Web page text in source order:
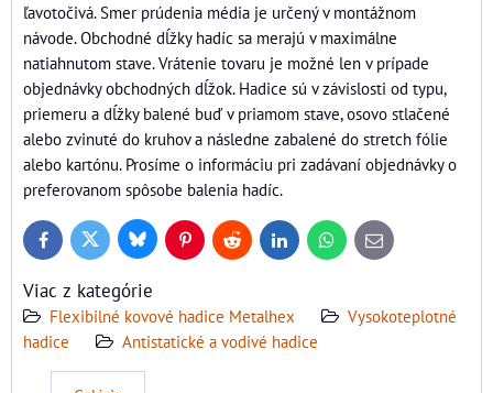
ľavotočivá. Smer prúdenia média je určený v montážnom
návode. Obchodné dĺžky hadíc sa merajú v maximálne
natiahnutom stave. Vrátenie tovaru je možné len v prípade
objednávky obchodných dĺžok. Hadice sú v závislosti od typu,
priemeru a dĺžky balené buď v priamom stave, osovo stlačené
alebo zvinuté do kruhov a následne zabalené do stretch fólie
alebo kartónu. Prosíme o informáciu pri zadávaní objednávky o
preferovanom spôsobe balenia hadíc.
FacebookTwitter BlueskyPinterestReddit LinkedInWhatsApp
E-
mail
Viac z kategórie
Flexibilné kovové hadice Metalhex
Vysokoteplotné
hadice
Antistatické a vodivé hadice